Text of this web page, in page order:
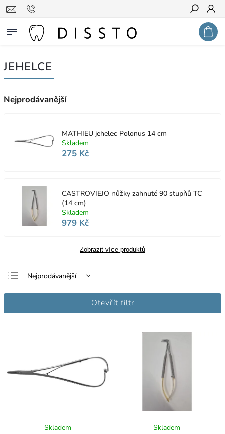
Hledat
JEHELCE
Nejprodávanější
MATHIEU jehelec Polonus 14 cm
Skladem
275 Kč
CASTROVIEJO nůžky zahnuté 90 stupňů TC
(14 cm)
Skladem
979 Kč
Zobrazit více produktů
Nejprodávanější
Nejlevnější
Otevřít filtr
Skladem Skladem